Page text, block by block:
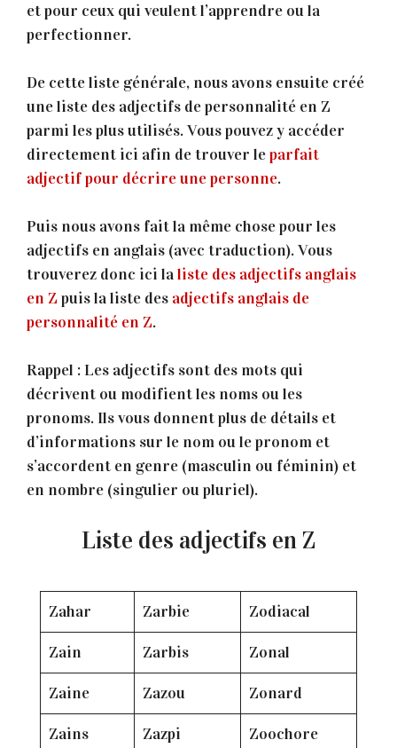
et pour ceux qui veulent l’apprendre ou la
perfectionner.
De cette liste générale, nous avons ensuite créé
une liste des adjectifs de personnalité en Z
parmi les plus utilisés. Vous pouvez y accéder
directement ici afin de trouver leparfait
adjectif pour décrire une personne.
Puis nous avons fait la même chose pour les
adjectifs en anglais (avec traduction). Vous
trouverez donc ici laliste des adjectifs anglais
en Z puis la liste des adjectifs anglais de
personnalité en Z.
Rappel : Les adjectifs sont des mots qui
décrivent ou modifient les noms ou les
pronoms. Ils vous donnent plus de détails et
d’informations sur le nom ou le pronom et
s’accordent en genre (masculin ou féminin) et
en nombre (singulier ou pluriel).
Liste des adjectifs en Z
Zahar Zarbie Zodiacal
Zain Zarbis Zonal
Zaine Zazou Zonard
Zains Zazpi Zoochore